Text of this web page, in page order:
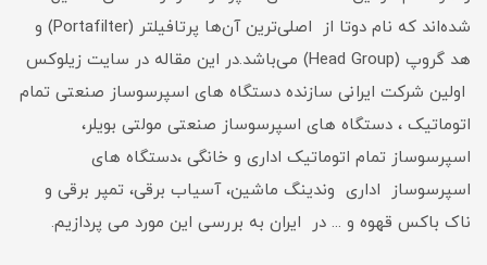
شده‌اند که نام دوتا از اصلی‌ترین آن‌ها پرتافیلتر (Portafilter) و
هد گروپ (Head Group) می‌باشد.در این مقاله در سایت زیلوکس
اولین شرکت ایرانی سازنده دستگاه های اسپرسوساز صنعتی تمام
اتوماتیک ، دستگاه های اسپرسوساز صنعتی مولتی بویلر،
اسپرسوساز تمام اتوماتیک اداری و خانگی ،دستگاه های
اسپرسوساز اداری وندینگ ماشین، آسیاب برقی، تمپر برقی و
ناک باکس قهوه و ... در ایران به بررسی این مورد می پردازیم.